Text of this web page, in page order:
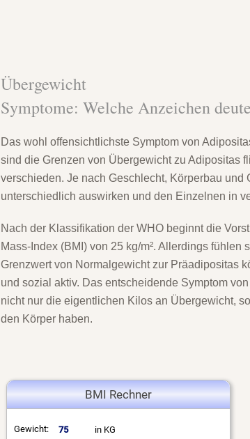
Übergewicht
Symptome: Welche Anzeichen
Das wohl offensichtlichste Symptom von
sind die Grenzen von Übergewicht zu Adipositas
verschieden. Je nach Geschlecht, Körperbau und
unterschiedlich auswirken und den Einzelnen in
Nach der Klassifikation der WHO beginnt die
Mass-Index (BMI) von 25 kg/m². Allerdings fühlen
Grenzwert von Normalgewicht zur Präadipositas
und sozial aktiv. Das entscheidende Symptom
nicht nur die eigentlichen Kilos an Übergewicht,
den Körper haben.